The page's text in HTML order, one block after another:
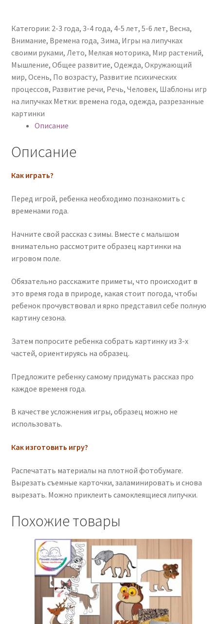
Категории: 2-3 года, 3-4 года, 4-5 лет, 5-6 лет, Весна,
Внимание, Времена года, Зима, Игры на липучках
своими руками, Лето, Мелкая моторика, Мир растений,
Мышление, Общее развитие, Одежда, Окружающий
мир, Осень, По возрасту, Развитие психических
процессов, Развитие речи, Речь, Человек, Шаблоны игр
на липучках Метки: времена года, одежда, разрезанные
картинки
Описание
Описание
Как играть?
Перед игрой, ребенка необходимо познакомить с
временами года.
Начните свой рассказ с зимы. Вместе с малышом
внимательно рассмотрите образец картинки на
игровом поле.
Обязательно расскажите приметы, что происходит в
это время года в природе, какая стоит погода, чтобы
ребенок прочувствовал и ярко представил себе полную
картину сезона.
Затем попросите ребенка собрать картинку из 3-х
частей, ориентируясь на образец.
Предложите ребенку самому придумать рассказ про
каждое временя года.
В качестве усложнения игры, образец можно не
использовать.
Как изготовить игру?
Распечатать материалы на плотной фотобумаге.
Вырезать съемные карточки, заламинировать и снова
вырезать. Можно приклеить самоклеящиеся липучки.
Похожие товары